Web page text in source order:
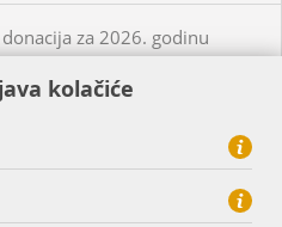
za 2026. godinu
I USLUGA
kolačiće